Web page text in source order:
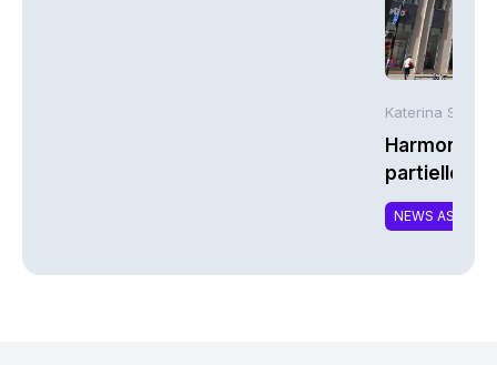
Katerina
Harmonie
partielle du
MTCAT
NEWS